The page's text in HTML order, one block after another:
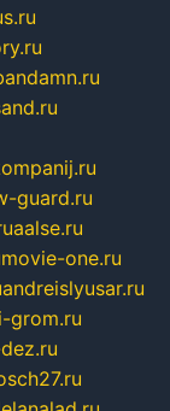
guard.ru
aalse.ru
movie-one.ru
andreislyusar.ru
grom.ru